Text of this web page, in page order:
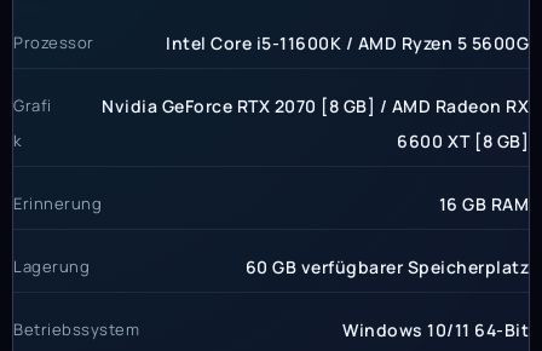
Prozessor Intel Core i5-11600K / AMD Ryzen 5 5600G
Grafi
k
Nvidia GeForce RTX 2070 [8 GB] / AMD Radeon RX
6600 XT [8 GB]
Erinnerung 16 GB RAM
Lagerung 60 GB verfügbarer Speicherplatz
Betriebssystem Windows 10/11 64-Bit